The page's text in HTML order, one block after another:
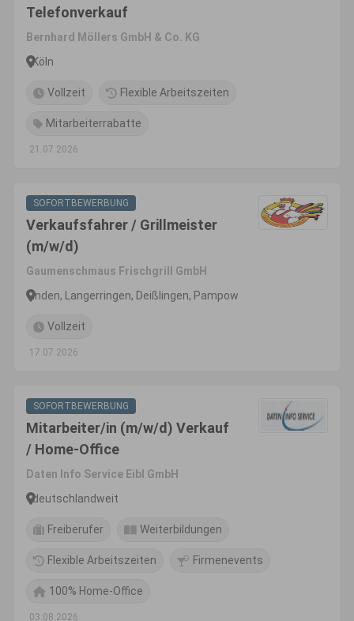
Telefonverkauf
Bernhard Möllers GmbH & Co. KG
Köln
Vollzeit Flexible Arbeitszeiten
Mitarbeiterrabatte
21.07.2026
SOFORTBEWERBUNG
Verkaufsfahrer / Grillmeister
(m/w/d)
Gaumenschmaus Frischgrill GmbH
Inden, Langerringen, Deißlingen, Pampow
Vollzeit
17.07.2026
SOFORTBEWERBUNG
Mitarbeiter/in (m/w/d) Verkauf
/ Home-Office
Daten Info Service Eibl GmbH
deutschlandweit
Freiberufer Weiterbildungen
Flexible Arbeitszeiten Firmenevents
100% Home-Office
03.08.2026